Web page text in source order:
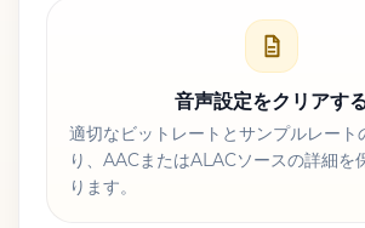
音声設定をクリアす
適切なビットレートとサンプルレート
り、AACまたはALACソースの詳細を
ります。